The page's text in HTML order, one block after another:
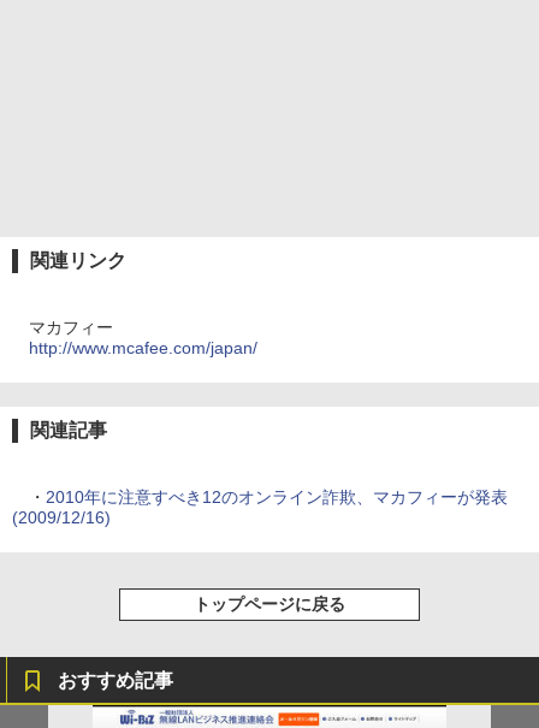
関連リンク
マカフィー
http://www.mcafee.com/japan/
関連記事
・ 2010年に注意すべき12のオンライン詐欺、マカフィーが発表
(2009/12/16)
トップページに戻る
おすすめ記事